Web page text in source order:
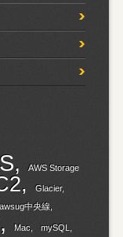
AWS Storage
Glacier
中央線
Mac
mySQL